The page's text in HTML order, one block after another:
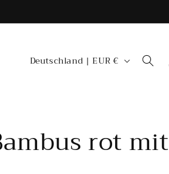
L
/
R
Deutschland | EUR €
rot mit